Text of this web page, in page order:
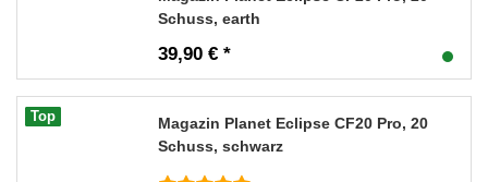
Schuss, earth
39,90 € *
Top
Magazin Planet Eclipse CF20 Pro, 20
Schuss, schwarz